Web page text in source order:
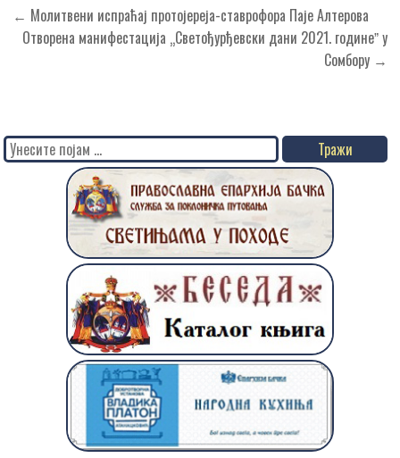
Кретање
чланка
← Молитвени испраћај протојереја-ставрофора Паје Алтерова
Отворена манифестација „Светођурђевски дани 2021. годинеˮ у
Сомбору →
Search
for: